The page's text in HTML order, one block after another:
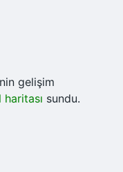
gelişim
haritası sundu.